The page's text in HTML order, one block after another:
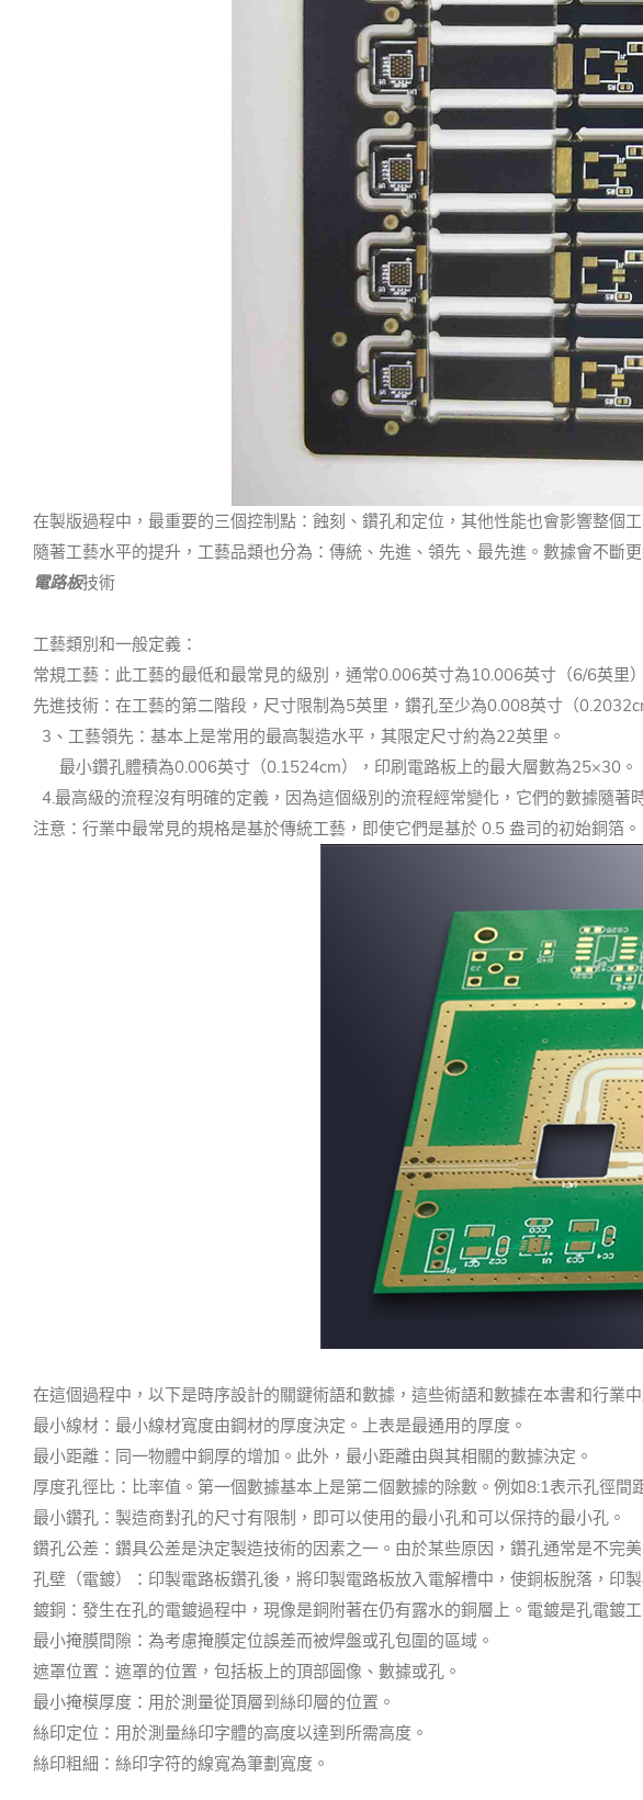
在製版過程中，最重要的三個控制點：蝕刻、鑽孔和定位，其他性能也會影響整個工
隨著工藝水平的提升，工藝品類也分為：傳統、先進、領先、最先進。 數據會不斷
電路板技術
工藝類別和一般定義：
常規工藝：此工藝的最低和最常見的級別，通常0.006英寸為10.006英寸（6/6英
先進技術：在工藝的第二階段，尺寸限制為5英里，鑽孔至少為0.008英寸（
3、工藝領先：基本上是常用的最高製造水平，其限定尺寸約為22英里。
最小鑽孔體積為0.006英寸（0.1524cm），印刷電路板上的最大層數為25×30。
4.最高級的流程沒有明確的定義，因為這個級別的流程經常變化，它們的數據隨著
注意：行業中最常見的規格是基於傳統工藝，即使它們是基於 0.5 盎司的初始銅箔。
在這個過程中，以下是時序設計的關鍵術語和數據，這些術語和數據在本書和行業
最小線材：最小線材寬度由鋼材的厚度決定。 上表是最通用的厚度。
最小距離：同一物體中銅厚的增加。 此外，最小距離由與其相關的數據決定。
厚度孔徑比：比率值。 第一個數據基本上是第二個數據的除數。 例如8:1表示孔徑間
最小鑽孔：製造商對孔的尺寸有限制，即可以使用的最小孔和可以保持的最小孔。
鑽孔公差：鑽具公差是決定製造技術的因素之一。 由於某些原因，鑽孔通常是不完
孔壁（電鍍）：印製電路板鑽孔後，將印製電路板放入電解槽中，使銅板脫落，印
鍍銅：發生在孔的電鍍過程中，現像是銅附著在仍有露水的銅層上。 電鍍是孔電鍍
最小掩膜間隙：為考慮掩膜定位誤差而被焊盤或孔包圍的區域。
遮罩位置：遮罩的位置，包括板上的頂部圖像、數據或孔。
最小掩模厚度：用於測量從頂層到絲印層的位置。
絲印定位：用於測量絲印字體的高度以達到所需高度。
絲印粗細：絲印字符的線寬為筆劃寬度。